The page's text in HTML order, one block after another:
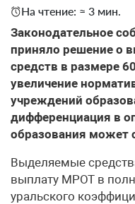
На чтение: ≈ 3 мин.
Законодательное
приняло решение о
средств в размере
увеличение
учреждений
дифференциация в
образования может
Выделяемые
выплату МРОТ в
уральского